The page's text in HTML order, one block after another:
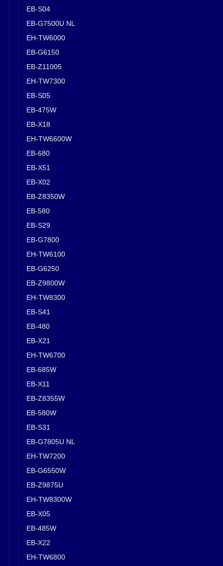
EB-S04
EB-G7500U NL
EH-TW6000
EB-G6150
EB-Z11005
EH-TW7300
EB-S05
EB-475W
EB-X18
EH-TW6600W
EB-680
EB-X51
EB-X02
EB-Z8350W
EB-580
EB-S29
EB-G7800
EH-TW6100
EB-G6250
EB-Z9800W
EH-TW8300
EB-S41
EB-480
EB-X21
EH-TW6700
EB-685W
EB-X11
EB-Z8355W
EB-580W
EB-S31
EB-G7805U NL
EH-TW7200
EB-G6550W
EB-Z9875U
EH-TW8300W
EB-X05
EB-485W
EB-X22
EH-TW6800